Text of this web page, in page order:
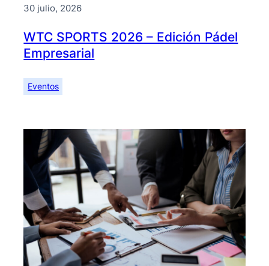
30 julio, 2026
WTC SPORTS 2026 – Edición Pádel
Empresarial
Eventos